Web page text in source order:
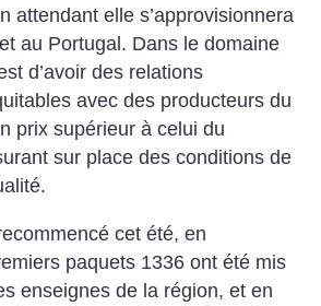
attendant elle s’approvisionnera
au Portugal. Dans le domaine
d’avoir des relations
avec des producteurs du
prix supérieur à celui du
sur place des conditions de
cet été, en
paquets 1336 ont été mis
enseignes de la région, et en